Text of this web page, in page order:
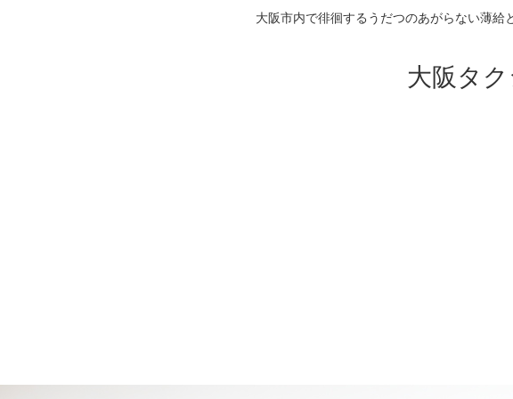
大阪市内で徘徊するうだつのあがらない薄
大阪タ